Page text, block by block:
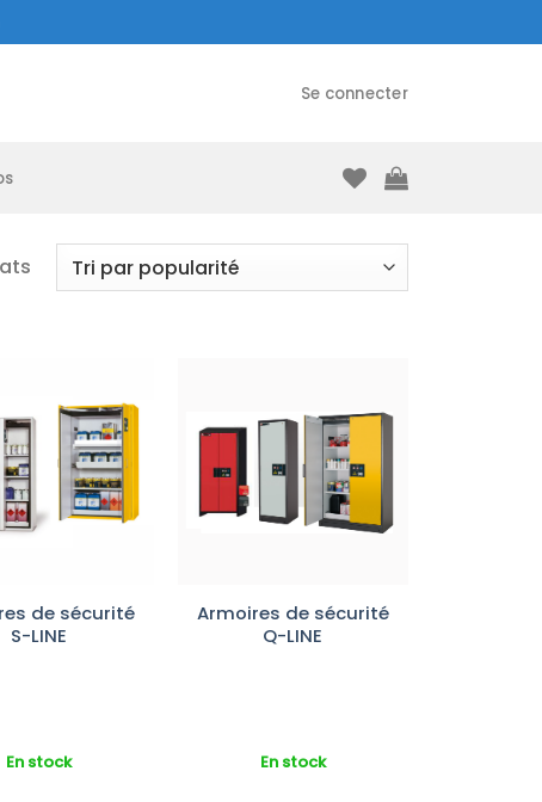
Se connecter
Ajouter
à la liste
d’envies
de sécurité
S-LINE
En stock
Ajouter
à la liste
d’envies
Armoires de sécurité
Q-LINE
En stock